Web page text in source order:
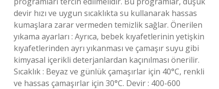
devir hızı ve uygun sıcaklıkta su kullanarak hassas
kumaşlara zarar vermeden temizlik sağlar. Önerilen
yıkama ayarları : Ayrıca, bebek kıyafetlerinin yetişkin
kıyafetlerinden ayrı yıkanması ve çamaşır suyu gibi
kimyasal içerikli deterjanlardan kaçınılması önerilir.
Sıcaklık : Beyaz ve günlük çamaşırlar için 40°C, renkli
ve hassas çamaşırlar için 30°C. Devir : 400-600